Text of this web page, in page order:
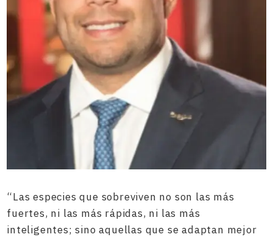
“Las especies que sobreviven no son las más
fuertes, ni las más rápidas, ni las más
inteligentes; sino aquellas que se adaptan mejor